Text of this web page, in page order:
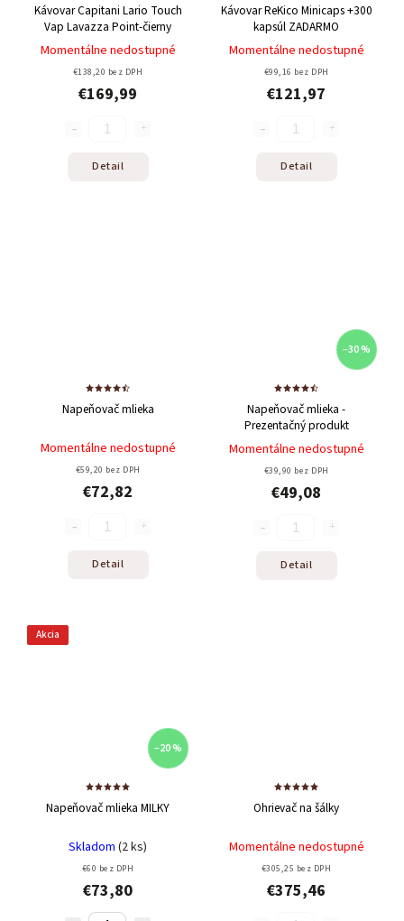
Kávovar Capitani Lario Touch
Vap Lavazza Point-čierny
Momentálne nedostupné
€138,20 bez DPH
€169,99
Detail
Kávovar ReKico Minicaps +300
kapsúl ZADARMO
Momentálne nedostupné
€99,16 bez DPH
€121,97
Detail
Napeňovač mlieka
Momentálne nedostupné
€59,20 bez DPH
€72,82
Detail
–30 %
Napeňovač mlieka -
Prezentačný produkt
Momentálne nedostupné
€39,90 bez DPH
€49,08
Detail
Akcia
–20 %
Napeňovač mlieka MILKY
Skladom (2 ks)
€60 bez DPH
€73,80
Ohrievač na šálky
Momentálne nedostupné
€305,25 bez DPH
€375,46